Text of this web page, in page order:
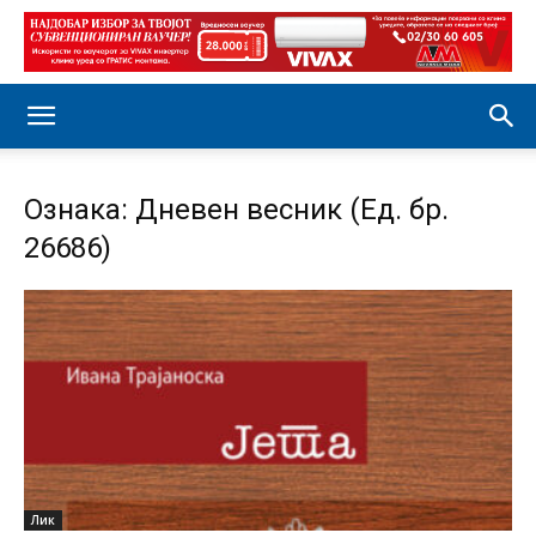
Ознака: Дневен весник (Ед. бр.
26686)
Лик